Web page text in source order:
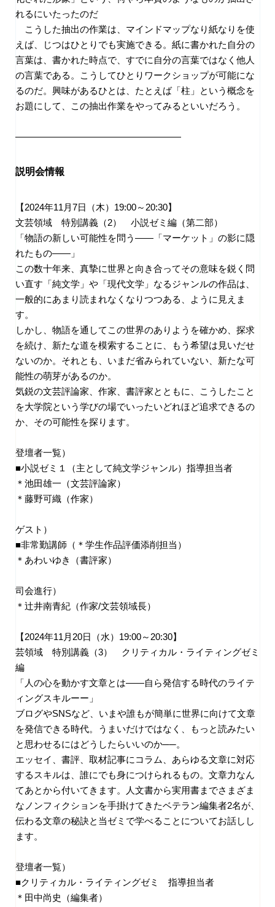
れるにいたったのだ
こうした抽出の作業は、マインドマップなり紙なりを使
えば、じつはひとりでも実施できる。紙に書かれた自分の
言葉は、書かれた時点で、すでに自分の言葉ではなく他人
の言葉である。こうしてひとりワークショップが可能にな
るのだ。興味があるひとは、たとえば「柱」という概念を
お題にして、この抽出作業をやってみるといいだろう。
——————————————————
説明会情報
【2024年11月7日（木）19:00～20:30】
文芸領域 特別講義（2） 小説ゼミ編（第二部）
「物語の新しい可能性を問う――「マーケット」の影に隠
れたもの――」
この数十年来、真摯に世界と向き合ってその意味を鋭く問
い直す「純文学」や「現代文学」なるジャンルの作品は、
一般的にあまり読まれなくなりつつある、ように見えま
す。
しかし、物語を通してこの世界のありようを確かめ、探求
を続け、新たな道を模索することに、もう希望は見いだせ
ないのか。それとも、いまだ省みられていない、新たな可
能性の萌芽があるのか。
気鋭の文芸評論家、作家、書評家とともに、こうしたこと
を大学院という学びの場でいったいどれほど追求できるの
か、その可能性を探ります。
登壇者一覧）
■小説ゼミ１（主として純文学ジャンル）指導担当者
＊池田雄一（文芸評論家）
＊藤野可織（作家）
ゲスト）
■非常勤講師（＊学生作品評価添削担当）
＊あわいゆき（書評家）
司会進行）
＊辻井南青紀（作家/文芸領域長）
【2024年11月20日（水）19:00～20:30】
芸領域 特別講義（3） クリティカル・ライティングゼミ
編
「人の心を動かす文章とは――自ら発信する時代のライテ
ィングスキルーー」
ブログやSNSなど、いまや誰もが簡単に世界に向けて文章
を発信できる時代。うまいだけではなく、もっと読みたい
と思わせるにはどうしたらいいのか──。
エッセイ、書評、取材記事にコラム、あらゆる文章に対応
するスキルは、誰にでも身につけられるもの。文章力なん
てあとから付いてきます。人文書から実用書までさまざま
なノンフィクションを手掛けてきたベテラン編集者2名が、
伝わる文章の秘訣と当ゼミで学べることについてお話しし
ます。
登壇者一覧）
■クリティカル・ライティングゼミ 指導担当者
＊田中尚史（編集者）